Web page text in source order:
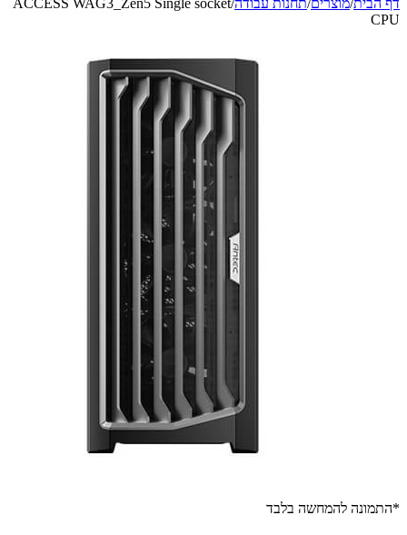
מוצרים/תחנות עבודה/
ACCESS WAG3_Zen5 Single socket
להמחשה בלבד